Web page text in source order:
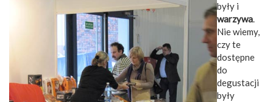
były i
warzywa.
Nie wiemy,
czy te
dostępne
do
degustacji
były